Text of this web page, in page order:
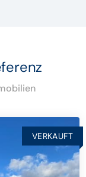
VERKAUFT